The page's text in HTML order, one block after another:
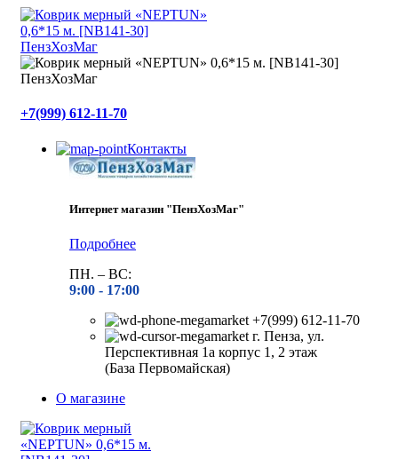
+7(999) 612-11-70
Контакты
Интернет магазин "ПензХозМаг"
Подробнее
ПН. – ВС:
9:00 - 17:00
+7(999) 612-11-70
г. Пенза, ул.
Перспективная 1а корпус 1, 2 этаж
(База Первомайская)
О магазине